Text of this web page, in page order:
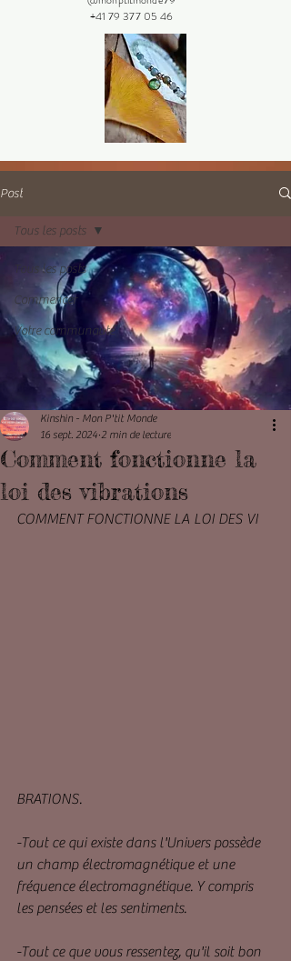
+41 79 377 05 46
Post
Tous les posts
Commencer
Votre communauté
Tous les posts
Comment fonctionne la
loi des vibrations
Kinshin - Mon P'tit Monde
16 sept. 2024 2 min de lecture
COMMENT FONCTIONNE LA LOI DES VI
BRATIONS.
-Tout ce qui existe dans l'Univers possède
un champ électromagnétique et une
fréquence électromagnétique. Y compris
les pensées et les sentiments.
-Tout ce que vous ressentez, qu'il soit bon